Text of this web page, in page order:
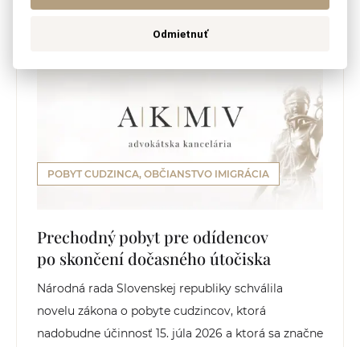
PREČÍTAŤ ČLÁNOK
POBYT CUDZINCA, OBČIANSTVO IMIGRÁCIA
Prechodný pobyt pre odídencov
po skončení dočasného útočiska
Národná rada Slovenskej republiky schválila
novelu zákona o pobyte cudzincov, ktorá
nadobudne účinnosť 15. júla 2026 a ktorá sa značne
Odmietnuť